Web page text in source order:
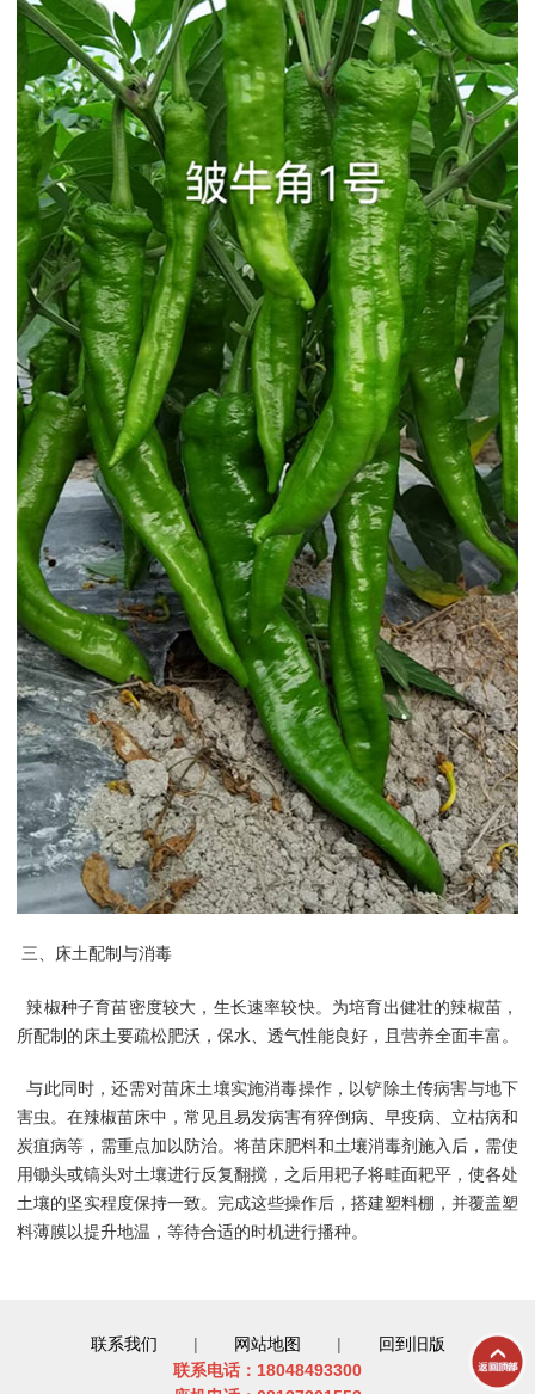
三、床土配制与消毒
辣椒种子育苗密度较大，生长速率较快。为培育出健壮的辣椒苗，
所配制的床土要疏松肥沃，保水、透气性能良好，且营养全面丰富。
与此同时，还需对苗床土壤实施消毒操作，以铲除土传病害与地下
害虫。在辣椒苗床中，常见且易发病害有猝倒病、早疫病、立枯病和
炭疽病等，需重点加以防治。将苗床肥料和土壤消毒剂施入后，需使
用锄头或镐头对土壤进行反复翻搅，之后用耙子将畦面耙平，使各处
土壤的坚实程度保持一致。完成这些操作后，搭建塑料棚，并覆盖塑
料薄膜以提升地温，等待合适的时机进行播种。
联系我们 网站地图
回到旧版
联系电话：18048493300